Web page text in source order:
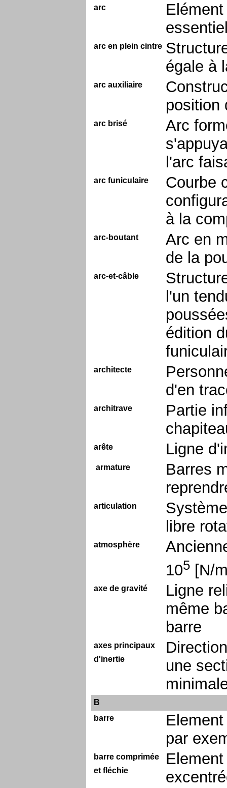
arc
arc en plein cintre
égale à
arc auxiliaire
position
arc brisé
Arc
l'arc
arc funiculaire
Courbe
à la
arc-boutant
Arc en
de la
arc-et-câble
l'un
édition
architecte
d'en
architrave
Partie
arête Ligne
armature
Barres
articulation
libre
atmosphère
105 [N/
axe de gravité
Ligne
même
barre
axes principaux
d'inertie
une
B
barre
par
barre comprimée
et fléchie